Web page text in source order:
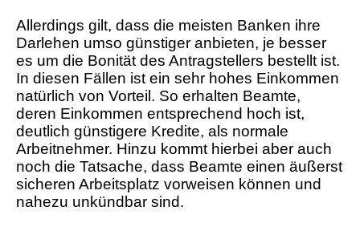
Allerdings gilt, dass die meisten Banken ihre
Darlehen umso günstiger anbieten, je besser
es um die Bonität des Antragstellers bestellt ist.
In diesen Fällen ist ein sehr hohes Einkommen
natürlich von Vorteil. So erhalten Beamte,
deren Einkommen entsprechend hoch ist,
deutlich günstigere Kredite, als normale
Arbeitnehmer. Hinzu kommt hierbei aber auch
noch die Tatsache, dass Beamte einen äußerst
sicheren Arbeitsplatz vorweisen können und
nahezu unkündbar sind.